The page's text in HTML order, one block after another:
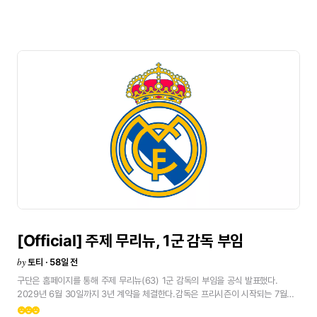
[Official] 주제 무리뉴, 1군감독 부임
by 토티 · 58일 전
구단은 홈페이지를 통해 주제 무리뉴(63) 1군 감독의 부임을 공식 발표했다.
2029년 6월 30일까지 3년 계약을 체결한다.감독은 프리시즌이 시작되는 7월
13일부터
emoji_emotionsemoji_emotionsemoji_emotions